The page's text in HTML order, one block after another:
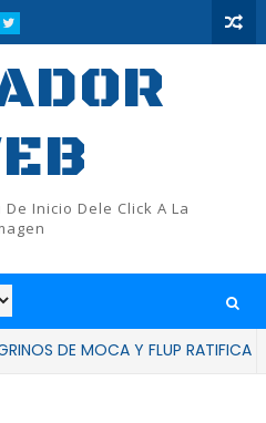
Inicio Dele Click A La
MOCA Y FLUP RATIFICAN HUELGA